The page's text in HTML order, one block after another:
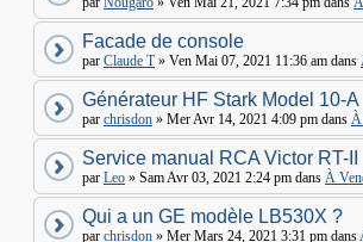
Facade de console
par Claude T» Ven Mai 07, 2021 11:36 am dans
Générateur HF Stark Model 10-A
par chrisdon » Mer Avr 14, 2021 4:09 pm dans À
Service manual RCA Victor RT-II
par Leo » Sam Avr 03, 2021 2:24 pm dans À
Qui a un GE modèle LB530X ?
par chrisdon » Mer Mars 24, 2021 3:31 pm dans